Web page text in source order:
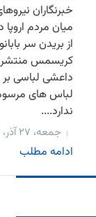
خبرنگاران
میان مردم
از بریدن سر
کریسمس منتشر
داعشی لباسی
لباس های
ندارد....
جمعه، ۲۷ آذر، ۱۳۹۴
ادامه مطلب